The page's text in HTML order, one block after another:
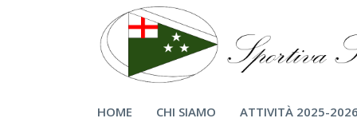
HOME CHI SIAMO ATTIVITÀ 2025-